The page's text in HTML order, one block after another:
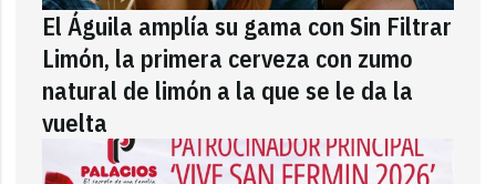
El Águila amplía su gama con Sin Filtrar
Limón, la primera cerveza con zumo
natural de limón a la que se le da la
vuelta